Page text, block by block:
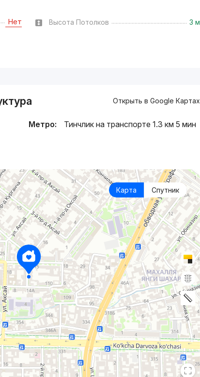
Нет Высота Потолков 3 м
Открыть в Google Картах
Метро: Тинчлик на транспорте 1.3 км 5 мин
Карта Спутник